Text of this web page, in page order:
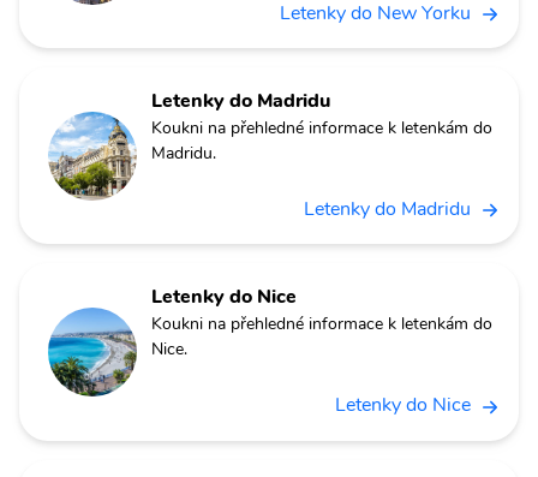
Letenky do New Yorku
Letenky do Madridu
Koukni na přehledné informace k letenkám do
Madridu.
Letenky do Madridu
Letenky do Nice
Koukni na přehledné informace k letenkám do
Nice.
Letenky do Nice